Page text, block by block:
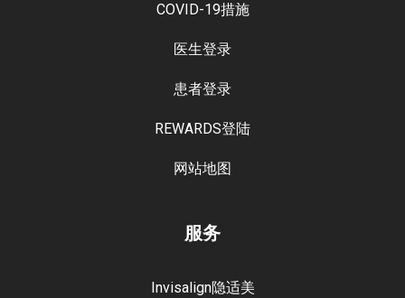
COVID-19措施
医生登录
患者登录
REWARDS登陆
网站地图
服务
Invisalign隐适美